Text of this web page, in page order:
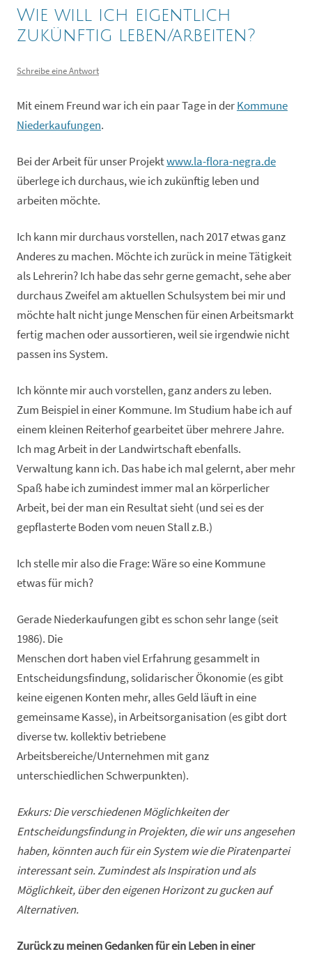
Wie will ich eigentlich
zukünftig leben/arbeiten?
Schreibe eine Antwort
Mit einem Freund war ich ein paar Tage in derKommune
Niederkaufungen.
Bei der Arbeit für unser Projektwww.la-flora-negra.de
überlege ich durchaus, wie ich zukünftig leben und
arbeiten möchte.
Ich kann mir durchaus vorstellen, nach 2017 etwas ganz
Anderes zu machen. Möchte ich zurück in meine Tätigkeit
als Lehrerin? Ich habe das sehr gerne gemacht, sehe aber
durchaus Zweifel am aktuellen Schulsystem bei mir und
möchte halt nicht junge Menschen für einen Arbeitsmarkt
fertig machen oder aussortieren, weil sie irgendwie nicht
passen ins System.
Ich könnte mir auch vorstellen, ganz anders zu leben.
Zum Beispiel in einer Kommune. Im Studium habe ich auf
einem kleinen Reiterhof gearbeitet über mehrere Jahre.
Ich mag Arbeit in der Landwirtschaft ebenfalls.
Verwaltung kann ich. Das habe ich mal gelernt, aber mehr
Spaß habe ich zumindest immer mal an körperlicher
Arbeit, bei der man ein Resultat sieht (und sei es der
gepflasterte Boden vom neuen Stall z.B.)
Ich stelle mir also die Frage: Wäre so eine Kommune
etwas für mich?
Gerade Niederkaufungen gibt es schon sehr lange (seit
1986). Die
Menschen dort haben viel Erfahrung gesammelt in
Entscheidungsfindung, solidarischer Ökonomie (es gibt
keine eigenen Konten mehr, alles Geld läuft in eine
gemeinsame Kasse), in Arbeitsorganisation (es gibt dort
diverse tw. kollektiv betriebene
Arbeitsbereiche/Unternehmen mit ganz
unterschiedlichen Schwerpunkten).
Exkurs: Die verschiedenen Möglichkeiten der
Entscheidungsfindung in Projekten, die wir uns angesehen
haben, könnten auch für ein System wie die Piratenpartei
interessant sein. Zumindest als Inspiration und als
Möglichkeit, über den eigenen Horizont zu gucken auf
Alternativen.
Zurück zu meinen Gedanken für ein Leben in einer